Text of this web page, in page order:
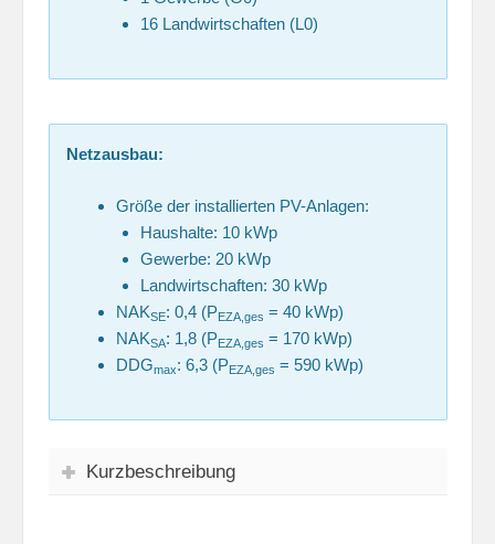
16 Landwirtschaften (L0)
Netzausbau:
Größe der installierten PV-Anlagen:
Haushalte: 10 kWp
Gewerbe: 20 kWp
Landwirtschaften: 30 kWp
NAKSE: 0,4 (PEZA,ges = 40 kWp)
NAKSA: 1,8 (PEZA,ges = 170 kWp)
DDGmax: 6,3 (PEZA,ges = 590 kWp)
Kurzbeschreibung